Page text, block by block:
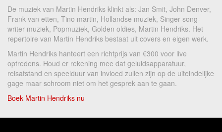
De muziek van Martin Hendriks klinkt als: Jan Smit, John Denver,
Frank van etten, Tino martin, Hollandse muziek, Singer-song-
writer muziek, Popmuziek, Golden oldies, Martin Hendriks. Het
repertoire van Martin Hendriks bestaat uit covers en eigen werk.
Martin Hendriks hanteert een richtprijs van €300 voor live
optredens. Houd er rekening mee dat geluidsapparatuur,
reisafstand en speelduur van invloed zullen zijn op de uiteindelijke
gage maar schroom niet om het gesprek aan te gaan.
Boek Martin Hendriks nu